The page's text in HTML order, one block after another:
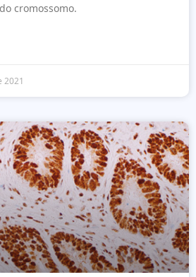
cromossomo.
2021